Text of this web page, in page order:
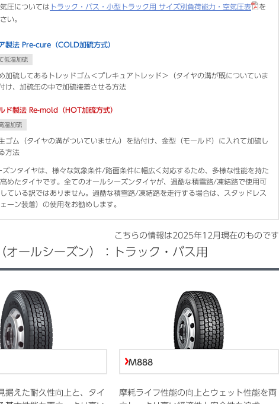
圧については トラック・バス・小型トラック用 サイズ別負荷能力・空気圧表
を
い。
製法 Pre-cure（COLD加硫方式）
低温加硫
加硫してあるトレッドゴム＜プレキュアトレッド＞（タイヤの溝が既についていま
け、加硫缶の中で加硫接着させる方法
ド製法 Re-mold（HOT加硫方式）
温加硫
ゴム（タイヤの溝がついていません）を貼付け、金型（モールド）に入れて加硫し
方法
ズンタイヤは、様々な気象条件/路面条件に幅広く対応するため、多様な性能を持た
めたタイヤです。全てのオールシーズンタイヤが、過酷な積雪路/凍結路で使用可
ている訳ではありません。過酷な積雪路/凍結路を走行する場合は、スタッドレス
ーン装着）の使用をお勧めします。
こちらの情報は2025年12月 現在のものです
オールシーズン）：トラック・バス用
据えた耐久性向上と、タイ
M888
摩耗ライフ性能の向上とウェット性能を両